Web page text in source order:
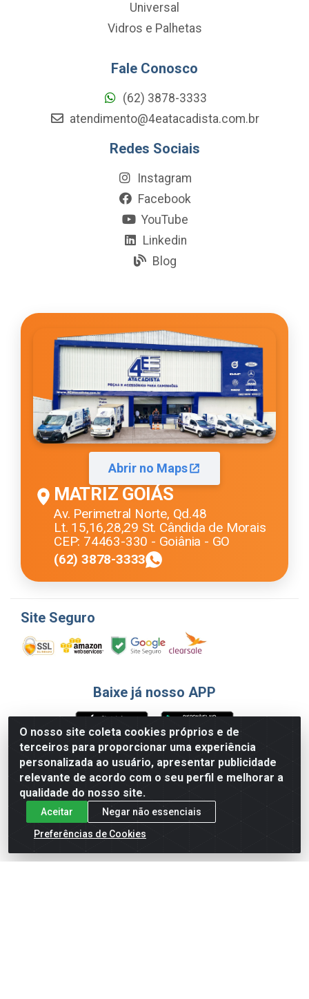
O nosso site coleta cookies próprios e de
terceiros para proporcionar uma experiência
personalizada ao usuário, apresentar publicidade
relevante de acordo com o seu perfil e melhorar a
qualidade do nosso site.
Aceitar
Negar não essenciais
Preferências de Cookies
Universal
Vidros e Palhetas
Fale Conosco
(62) 3878-3333
atendimento@4eatacadista.com.br
Redes Sociais
Instagram
Facebook
YouTube
Linkedin
Blog
Abrir no Maps
MATRIZ GOIÁS
Av. Perimetral Norte, Qd.48
Lt. 15,16,28,29 St. Cândida de Morais
CEP: 74463-330 - Goiânia - GO
(62) 3878-3333
Site Seguro
Baixe já nosso APP
Formas de Pagamento